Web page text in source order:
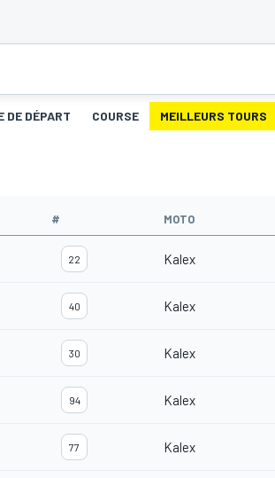
DE DÉPART COURSE MEILLEURS TOURS
# MOTO
22 Kalex
40 Kalex
30 Kalex
94 Kalex
77 Kalex